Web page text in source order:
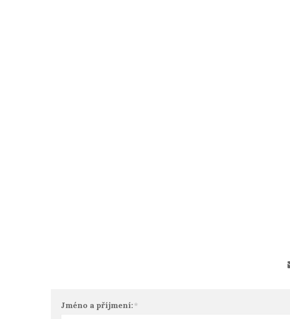
*
Jméno a příjmení: